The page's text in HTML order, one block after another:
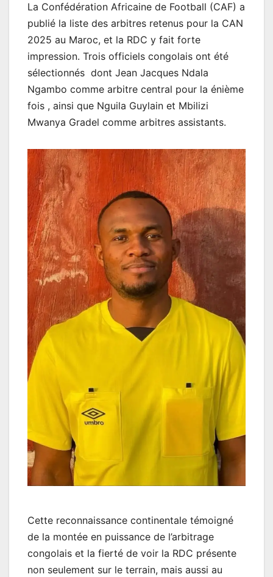
La Confédération Africaine de Football (CAF) a
publié la liste des arbitres retenus pour la CAN
2025 au Maroc, et la RDC y fait forte
impression. Trois officiels congolais ont été
sélectionnés dont Jean Jacques Ndala
Ngambo comme arbitre central pour la énième
fois , ainsi que Nguila Guylain et Mbilizi
Mwanya Gradel comme arbitres assistants.
Cette reconnaissance continentale témoigné
de la montée en puissance de l’arbitrage
congolais et la fierté de voir la RDC présente
non seulement sur le terrain, mais aussi au